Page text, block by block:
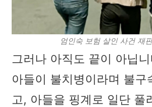
엄인숙 보험 살인 사건 재
그러나 아직도 끝이 아닙
아들이 불치병이라며 불구
고, 아들을 핑계로 일단 풀